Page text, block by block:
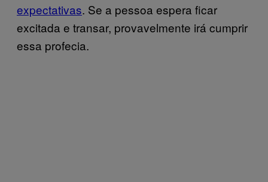
expectativas. Se a pessoa espera ficar
excitada e transar, provavelmente irá cumprir
essa profecia.